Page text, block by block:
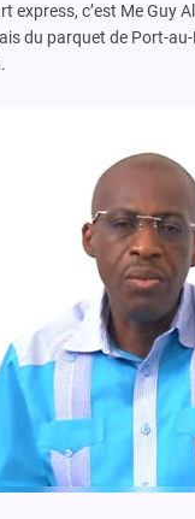
express, c’est Me Guy
du parquet de Port-